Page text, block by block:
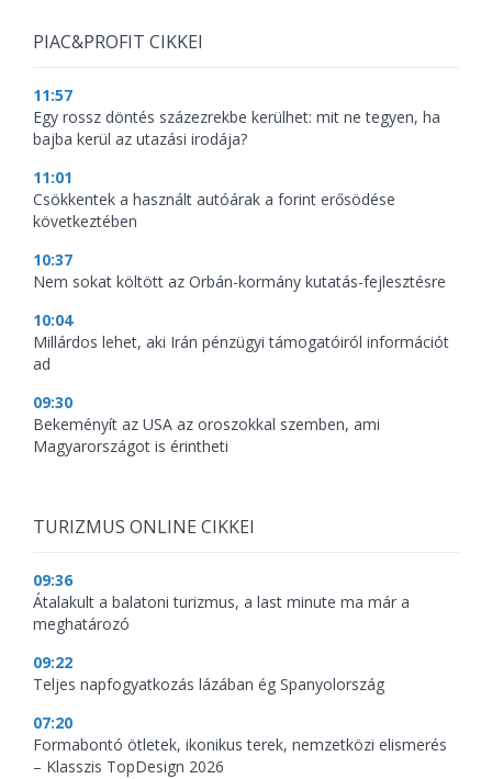
PIAC&PROFIT CIKKEI
11:57
Egy rossz döntés százezrekbe kerülhet: mit ne tegyen, ha
bajba kerül az utazási irodája?
11:01
Csökkentek a használt autóárak a forint erősödése
következtében
10:37
Nem sokat költött az Orbán-kormány kutatás-fejlesztésre
10:04
Millárdos lehet, aki Irán pénzügyi támogatóiról információt
ad
09:30
Bekeményít az USA az oroszokkal szemben, ami
Magyarországot is érintheti
TURIZMUS ONLINE CIKKEI
09:36
Átalakult a balatoni turizmus, a last minute ma már a
meghatározó
09:22
Teljes napfogyatkozás lázában ég Spanyolország
07:20
Formabontó ötletek, ikonikus terek, nemzetközi elismerés
– Klasszis TopDesign 2026